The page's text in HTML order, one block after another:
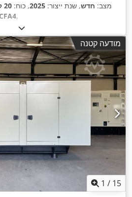
מצב: חדש, שנת ייצור: 2025, כוח: 20 קילוואט (27.19 כ"ס)
,
מודעה קטנה
1 / 15